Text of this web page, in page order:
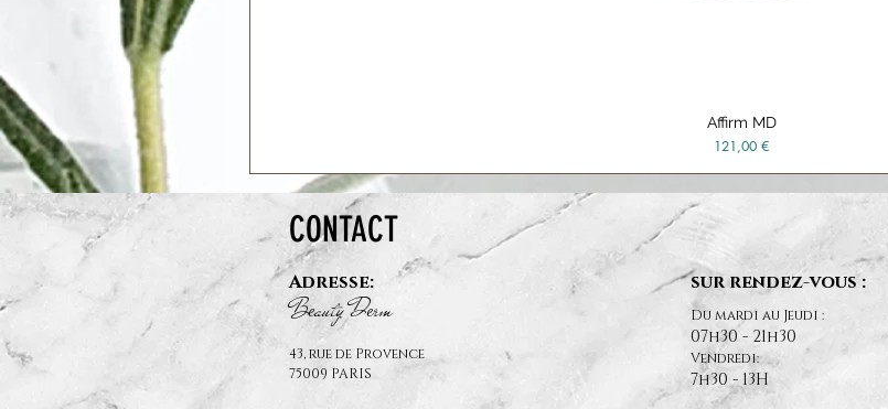
Vista rápida
Affirm MD
Precio
121,00 €
CONTACT
Adresse:
Beauty Derm
43, rue de Provence
75009 PARIS
sur rendez-vous :
Du mardi au Jeudi :
07h30 - 21h30
Vendredi:
7h30 - 13H